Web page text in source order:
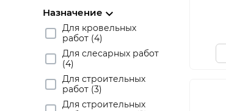
Назначение
Для кровельных
работ (4)
Для слесарных работ
(4)
Для строительных
работ (3)
Для строительных